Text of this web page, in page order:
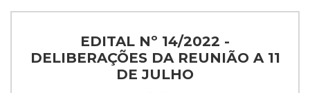
EDITAL Nº 14/2022 -
DELIBERAÇÕES DA REUNIÃO A 11
DE JULHO